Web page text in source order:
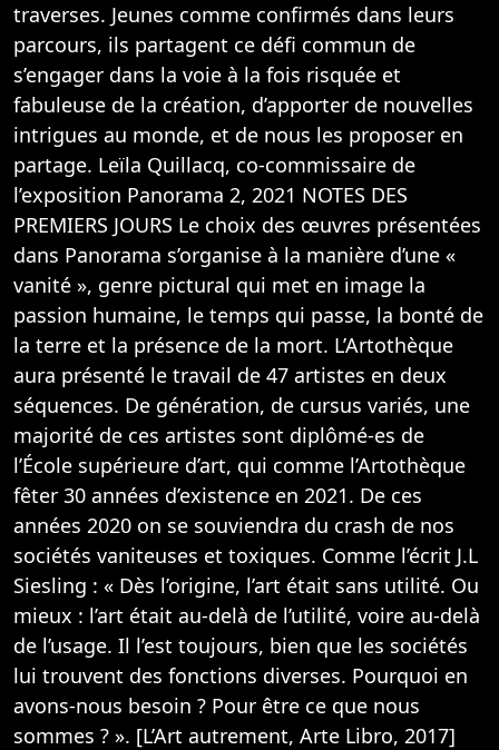
traverses. Jeunes comme confirmés dans leurs
parcours, ils partagent ce défi commun de
s’engager dans la voie à la fois risquée et
fabuleuse de la création, d’apporter de nouvelles
intrigues au monde, et de nous les proposer en
partage. Leïla Quillacq, co-commissaire de
l’exposition Panorama 2, 2021 NOTES DES
PREMIERS JOURS Le choix des œuvres présentées
dans Panorama s’organise à la manière d’une «
vanité », genre pictural qui met en image la
passion humaine, le temps qui passe, la bonté de
la terre et la présence de la mort. L’Artothèque
aura présenté le travail de 47 artistes en deux
séquences. De génération, de cursus variés, une
majorité de ces artistes sont diplômé-es de
l’École supérieure d’art, qui comme l’Artothèque
fêter 30 années d’existence en 2021. De ces
années 2020 on se souviendra du crash de nos
sociétés vaniteuses et toxiques. Comme l’écrit J.L
Siesling : « Dès l’origine, l’art était sans utilité. Ou
mieux : l’art était au-delà de l’utilité, voire au-delà
de l’usage. Il l’est toujours, bien que les sociétés
lui trouvent des fonctions diverses. Pourquoi en
avons-nous besoin ? Pour être ce que nous
sommes ? ». [L’Art autrement, Arte Libro, 2017]